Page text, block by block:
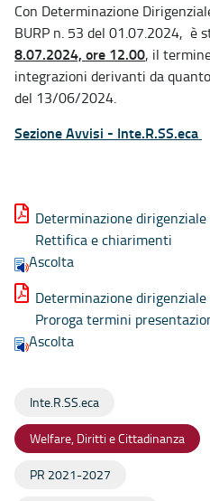
Con Determinazione
BURP n. 53 del 01.07.2024, è
8.07.2024, ore 12.00, il
integrazioni derivanti da
del 13/06/2024.
Sezione Avvisi - Inte.R.SS.eca
Determinazione
Rettifica e chiarimenti
Ascolta
Determinazione
Proroga termini
Ascolta
Inte.R.SS.eca
Welfare, Diritti e Cittadinanza
PR 2021-2027